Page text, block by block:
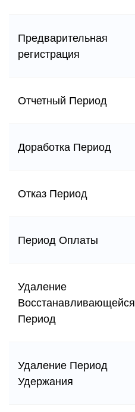
Предварительная
регистрация
Отчетный Период
Доработка Период
Отказ Период
Период Оплаты
Удаление
Восстанавливающейся
Период
Удаление Период
Удержания